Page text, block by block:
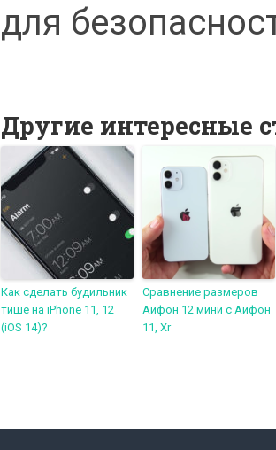
для
Другие интересные
Как сделать будильник
тише на iPhone 11, 12
(iOS 14)?
Сравнение размеров
Айфон 12 мини c Айфон
11, Xr